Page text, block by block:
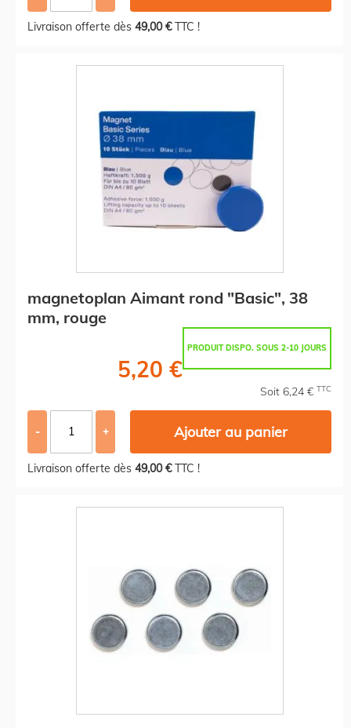
Livraison offerte dès 49,00 €TTC !
magnetoplan Aimant rond "Basic", 38
mm, rouge
PRODUIT DISPO. SOUS 2-10 JOURS
5,20 €
Soit 6,24 € TTC
- + Ajouter au panier
Livraison offerte dès 49,00 €TTC !